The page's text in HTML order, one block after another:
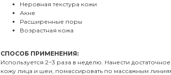
Неровная текстура кожи
Акне
Расширенные поры
Возрастная кожа
СПОСОБ ПРИМЕНЕНИЯ:
Используется 2−3 раза в неделю. Нанести
кожу лица и шеи, помассировать по массажным